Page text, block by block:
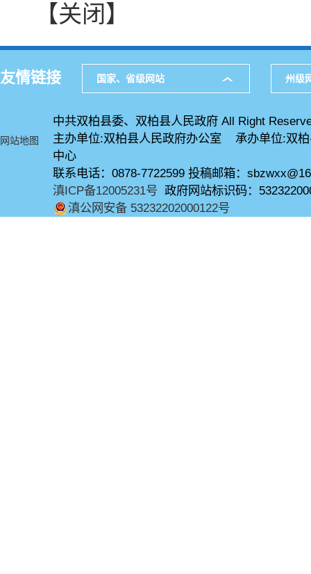
【关闭】
友情链接 国家、省级网站 州级
网站地图
中共双柏县委、双柏县人民政府 All Right
主办单位:双柏县人民政府办公室 承办单位:双
中心
联系电话：0878-7722599 投稿邮箱：
滇ICP备12005231号 政府网站标识码：
滇公网安备 53232202000122号